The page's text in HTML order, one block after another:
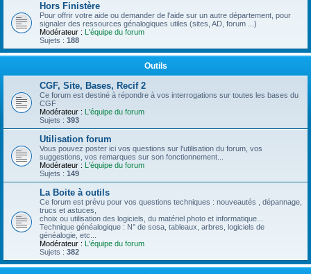
Hors Finistère
Pour offrir votre aide ou demander de l'aide sur un autre département, pour
signaler des ressources génalogiques utiles (sites, AD, forum ...)
Modérateur : L'équipe du forum
Sujets : 188
Outils
CGF, Site, Bases, Recif 2
Ce forum est destiné à répondre à vos interrogations sur toutes les bases du
CGF
Modérateur : L'équipe du forum
Sujets : 393
Utilisation forum
Vous pouvez poster ici vos questions sur l'utilisation du forum, vos
suggestions, vos remarques sur son fonctionnement...
Modérateur : L'équipe du forum
Sujets : 149
La Boite à outils
Ce forum est prévu pour vos questions techniques : nouveautés , dépannage,
trucs et astuces,
choix ou utilisation des logiciels, du matériel photo et informatique...
Technique généalogique : N° de sosa, tableaux, arbres, logiciels de
généalogie, etc...
Modérateur : L'équipe du forum
Sujets : 382